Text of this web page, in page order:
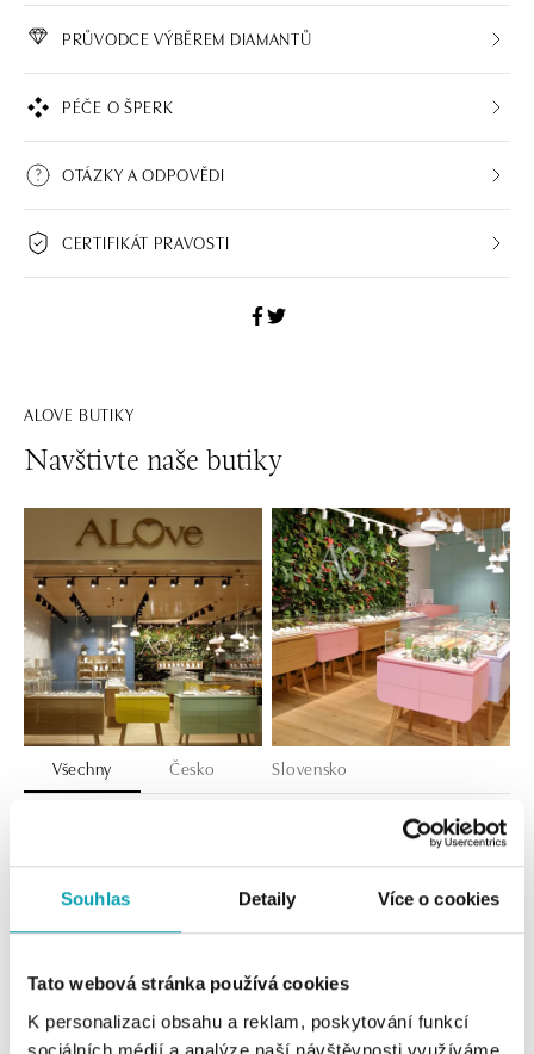
Souhlas Detaily Více o cookies
Tato webová stránka používá cookies
K personalizaci obsahu a reklam, poskytování funkcí
sociálních médií a analýze naší návštěvnosti využíváme
PRŮVODCE VÝBĚREM DIAMANTŮ
PÉČE O ŠPERK
OTÁZKY A ODPOVĚDI
CERTIFIKÁT PRAVOSTI
ALOVE BUTIKY
Navštivte naše butiky
Všechny Česko Slovensko
dnes otevřeno od 09:00
ALOve OC Olympia, Brno
tel.: +420604389337